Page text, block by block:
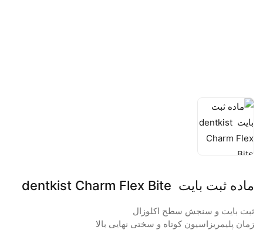
ماده ثبت بایت dentkist Charm Flex Bite
ثبت بایت و سنجش سطح اکلوزال
زمان پلیمریزاسیون کوتاه و سختی نهایی بالا